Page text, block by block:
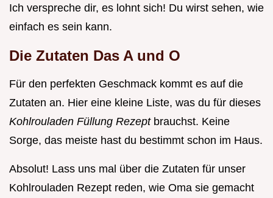
Ich verspreche dir, es lohnt sich! Du wirst sehen, wie
einfach es sein kann.
Die Zutaten Das A und O
Für den perfekten Geschmack kommt es auf die
Zutaten an. Hier eine kleine Liste, was du für dieses
Kohlrouladen Füllung Rezept brauchst. Keine
Sorge, das meiste hast du bestimmt schon im Haus.
Absolut! Lass uns mal über die Zutaten für unser
Kohlrouladen Rezept reden, wie Oma sie gemacht